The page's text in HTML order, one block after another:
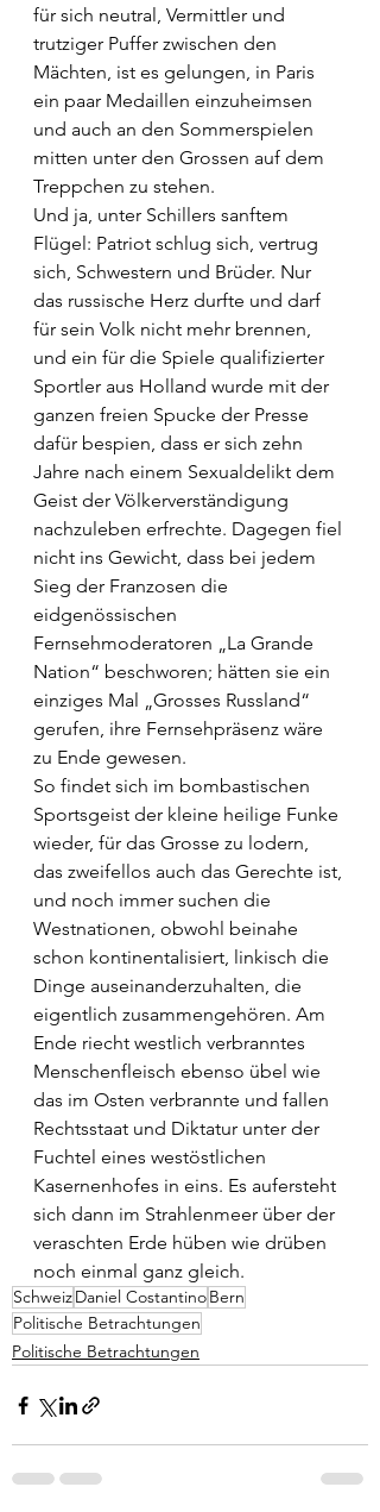
für sich neutral, Vermittler und
trutziger Puffer zwischen den
Mächten, ist es gelungen, in Paris
ein paar Medaillen einzuheimsen
und auch an den Sommerspielen
mitten unter den Grossen auf dem
Treppchen zu stehen.
Und ja, unter Schillers sanftem
Flügel: Patriot schlug sich, vertrug
sich, Schwestern und Brüder. Nur
das russische Herz durfte und darf
für sein Volk nicht mehr brennen,
und ein für die Spiele qualifizierter
Sportler aus Holland wurde mit der
ganzen freien Spucke der Presse
dafür bespien, dass er sich zehn
Jahre nach einem Sexualdelikt dem
Geist der Völkerverständigung
nachzuleben erfrechte. Dagegen fiel
nicht ins Gewicht, dass bei jedem
Sieg der Franzosen die
eidgenössischen
Fernsehmoderatoren „La Grande
Nation“ beschworen; hätten sie ein
einziges Mal „Grosses Russland“
gerufen, ihre Fernsehpräsenz wäre
zu Ende gewesen.
So findet sich im bombastischen
Sportsgeist der kleine heilige Funke
wieder, für das Grosse zu lodern,
das zweifellos auch das Gerechte ist,
und noch immer suchen die
Westnationen, obwohl beinahe
schon kontinentalisiert, linkisch die
Dinge auseinanderzuhalten, die
eigentlich zusammengehören. Am
Ende riecht westlich verbranntes
Menschenfleisch ebenso übel wie
das im Osten verbrannte und fallen
Rechtsstaat und Diktatur unter der
Fuchtel eines westöstlichen
Kasernenhofes in eins. Es aufersteht
sich dann im Strahlenmeer über der
veraschten Erde hüben wie drüben
noch einmal ganz gleich.
SchweizDaniel CostantinoBern
Politische Betrachtungen
Politische Betrachtungen